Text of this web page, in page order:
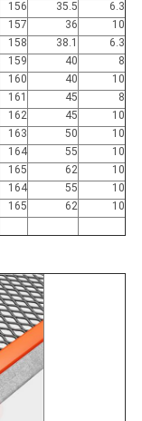
156 35.5
6.3
157 36
10
158 38.1
6.3
159 40
8
160 40
10
161 45
8
162 45
10
163 50
10
164 55
10
165 62
10
164 55
10
165 62
10